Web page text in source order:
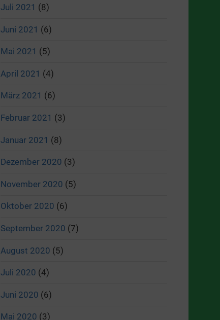
Juli 2021 (8)
Juni 2021 (6)
Mai 2021 (5)
April 2021 (4)
März 2021 (6)
Februar 2021 (3)
Januar 2021 (8)
Dezember 2020 (3)
November 2020 (5)
Oktober 2020 (6)
September 2020 (7)
August 2020 (5)
Juli 2020 (4)
Juni 2020 (6)
Mai 2020 (3)